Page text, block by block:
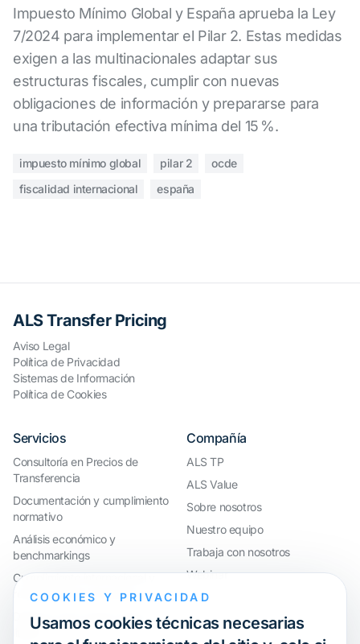
Impuesto Mínimo Global y España aprueba la Ley
7/2024 para implementar el Pilar 2. Estas medidas
exigen a las multinacionales adaptar sus
estructuras fiscales, cumplir con nuevas
obligaciones de información y prepararse para
una tributación efectiva mínima del 15 %.
impuesto mínimo global pilar 2
ocde
fiscalidad internacional
españa
ALS Transfer Pricing
Aviso Legal
Política de Privacidad
Sistemas de Información
Política de Cookies
Servicios
Consultoría en Precios de
Transferencia
Documentación y cumplimiento
normativo
Análisis económico y
benchmarkings
Cumplimiento internacional y
reorganización de grupos
Defensa ante inspecciones y
litigios
Compañía
ALS TP
ALS Value
Sobre nosotros
Nuestro equipo
Trabaja con nosotros
Webinar
COOKIES Y PRIVACIDAD
Usamos cookies técnicas necesarias